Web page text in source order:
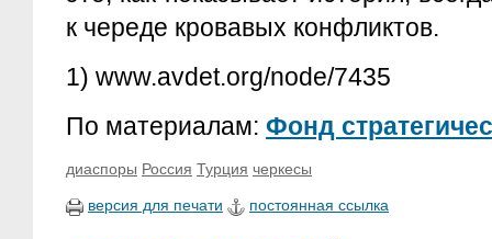
к череде кровавых конфликтов.
1) www.avdet.org/node/7435‎
По материалам: Фонд
диаспоры Россия Турция черкесы
версия для печати постоянная ссылка